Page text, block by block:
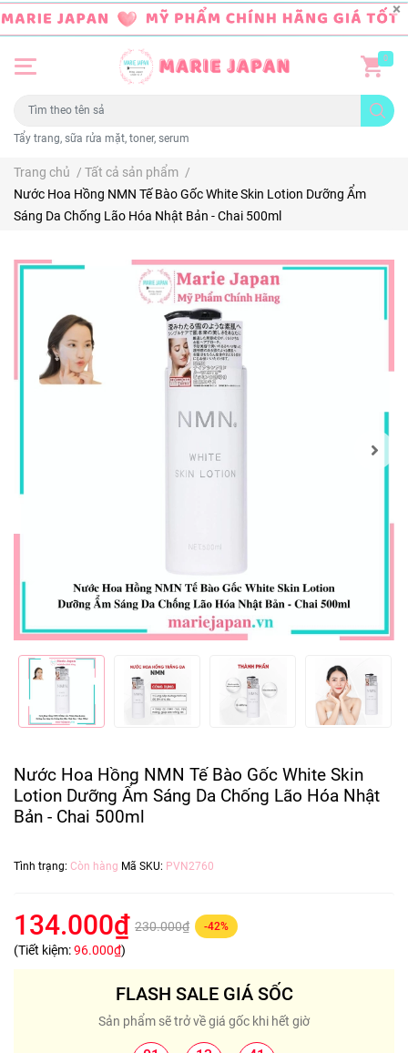
Tẩy trang, sữa rửa mặt, toner, serum
0
Trang chủ / Tất cả sản phẩm /
Nước Hoa Hồng NMN Tế Bào Gốc White Skin Lotion Dưỡng Ẩm
Sáng Da Chống Lão Hóa Nhật Bản - Chai 500ml
Nước Hoa Hồng NMN Tế Bào Gốc White Skin
Lotion Dưỡng Ẩm Sáng Da Chống Lão Hóa Nhật
Bản - Chai 500ml
Tình trạng: Còn hàng Mã SKU: PVN2760
134.000₫ 230.000₫ -42%
(Tiết kiệm:96.000₫)
FLASH SALE GIÁ SỐC
Sản phẩm sẽ trở về giá gốc khi hết giờ